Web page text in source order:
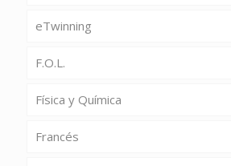
eTwinning
F.O.L.
Física y Química
Francés